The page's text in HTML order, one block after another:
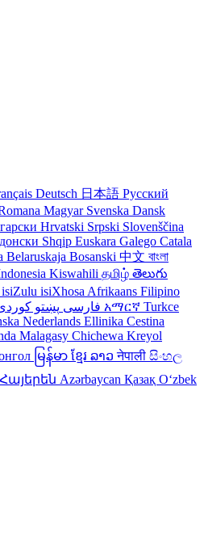
Deutsch 日本語 Русский
Magyar Svenska Dansk
Hrvatski Srpski Slovenščina
Shqip Euskara Galego Catala
Belaruskaja Bosanski 中文 বাংলা
Kiswahili தமிழ் తెలుగు
isiZulu isiXhosa Afrikaans Filipino
فارسی پښتو አማርኛ Turkce
Nederlands Ellinika Cestina
Malagasy Chichewa Kreyol
မြန်မာ ខ្មែរ ລາວनेपाली සිංහල
Հայերեն Azərbaycan Қазақ Oʻzbek